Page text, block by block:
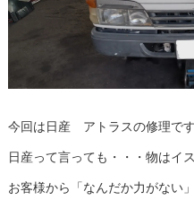
今回は日産 アトラスの修理です
日産って言っても・・・物はイ
お客様から「なんだか力がない」